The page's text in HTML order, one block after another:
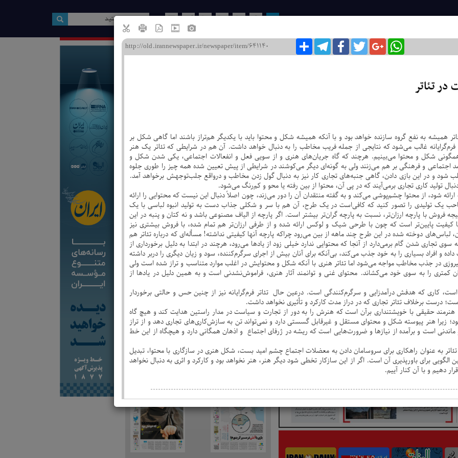
روزنامه ایران / شماره : 8105 ۲۶ دی ۱۴۰۱
12
اشتراکTelegramFacebookTwitterGoogle+WhatsApp
در تئاتر
همیشه به نفع گروه سازنده خواهد بود و با آنکه همیشه شکل و محتوا باید با یکدیگر هم‌تراز باشند اما گاهی شکل بر
فرم‌گرایانه غالب می‌شود که نتایجی از جمله فریب مخاطب را به دنبال خواهد داشت. آن هم در شرایطی که تئاتر یک هنر
شکل و محتوا می‌بینیم. هرچند که گاه جریان‌های هنری و از سویی فعل و انفعالات اجتماعی، یکی شدن شکل و
اجتماعی و فرهنگی بر هم می‌زنند ولی به گونه‌ای دیگر می‌کوشند در شرایطی از پیش تعیین شده همه چیز را طوری جلوه
و در این بازی دادن، گاهی جنبه‌های تجاری کار نیز به دنبال گول زدن مخاطب و درواقع جلب‌توجهش برخواهد آمد.
تولید کاری تجاری برمی‌آیند که در پی آن، محتوا از بین رفته یا محو و کم‌رنگ می‌شود.
شود، از محتوا چشم‌پوشی می‌کند و به گفته منتقدان آن را دور می‌زند، چون اصلاً دنبال این نیست که محتوایی را ارائه
یک تولیدی را تصور کنید که کافی‌است در یک طرح، آن هم با سر و شکلی جذاب دست به تولید انبوه لباسی با یک
فروش با پارچه ارزان‌تر، نسبت به پارچه گران‌تر بیشتر است. اگر پارچه از الیاف مصنوعی باشد و نه کتان و پنبه در این
کیفیت پایین‌تر است که چون با طرحی شیک و لوکس ارائه شده و از طرفی ارزان‌تر هم تمام شده، با فروش بیشتری نیز
لباس‌های دوخته شده در این طرح چند ماهه از بین می‌رود چراکه پارچه آنها کیفیتی نداشته! مسأله‌ای که درباره تئاتر هم
تجاری شدن گام برمی‌دارد از آنجا که محتوایی ندارد خیلی زود از یاد‌ها می‌رود، هرچند در ابتدا به دلیل برخورداری از
و افراد بسیاری را به خود جذب می‌کند، بی‌آنکه برای آنان بیش از اجرای سرگرم‌کننده، سود و زیان دیگری را دربر داشته
پیروزی در جذب مخاطب مواجه می‌شود اما تئاتر هنری با آنکه شکل و محتوایش در اغلب موارد متناسب و تراز شده‌ است ولی
کمتری را به سوی خود می‌کشاند. محتوای غنی و توانمند آثار هنری، فراموش‌نشدنی است و به همین دلیل در یادها از
است، کاری که هدفش درآمدزایی و سرگرم‌کنندگی است. درعین حال تئاتر فرم‌گرایانه نیز از چنین حس و حالتی برخوردار
درست برخلاف تئاتر تجاری که در دراز مدت کارکرد و تأثیری نخواهد داشت.
حقیقی با خویشتنداری برآن است که هنرش را به دور از تجارت و سیاست در مدار راستین هدایت کند و هیچ گاه
زیرا هنر پیوسته شکل و محتوای مستقل و غیرقابل گسستی دارد و نمی‌تواند تن به سازش‌کاری‌های تجاری دهد و از تراز
است و برآمده از نیازها و ضرورت‌هایی است که ریشه در ژرفای اجتماع و اذهان همگانی دارد و هیچگاه از این خط
تئاتر به عنوان راهکاری برای سروسامان دادن به معضلات اجتماع چشم امید بست، شکل هنری در سازگاری با محتوا، تبدیل
برای باورپذیری آن است. اگر از این سازکار تخطی شود دیگر هنر، هنر نخواهد بود و کارکرد و اثری به دنبال نخواهد
دهیم و با آن کنار آییم.
اخبار این صفحه
عکس نوشت
فضای مجازی
ویژه نامه ها